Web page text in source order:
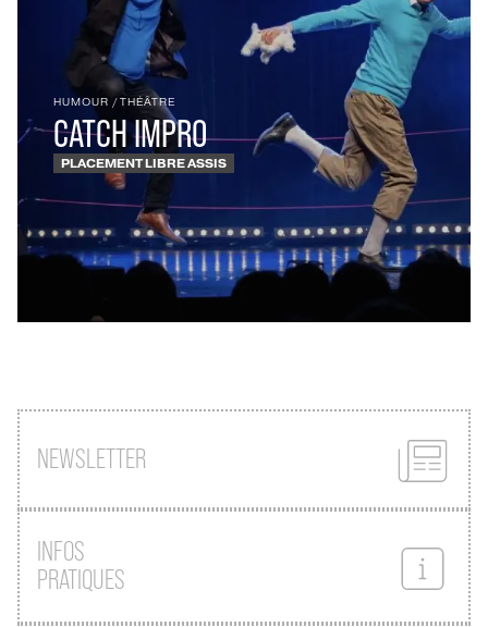
HUMOUR /THÉÂTRE
CATCH IMPRO
PLACEMENT LIBRE ASSIS
NEWSLETTER
INFOS
PRATIQUES